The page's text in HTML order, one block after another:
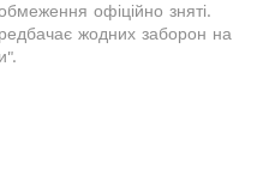
офіційно зняті.
жодних заборон на